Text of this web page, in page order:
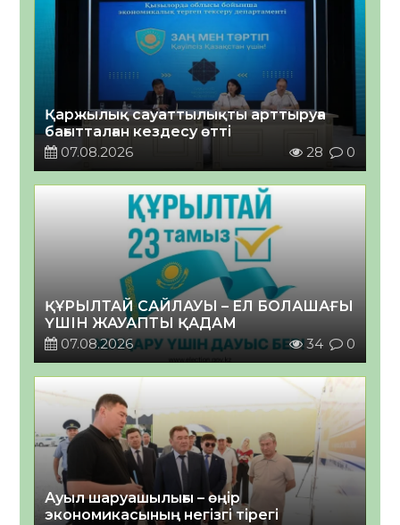
Қаржылық сауаттылықты арттыруға
бағытталған кездесу өтті
07.08.2026
28 0
ҚҰРЫЛТАЙ САЙЛАУЫ – ЕЛ БОЛАШАҒЫ
ҮШІН ЖАУАПТЫ ҚАДАМ
07.08.2026
34 0
Ауыл шаруашылығы – өңір
экономикасының негізгі тірегі